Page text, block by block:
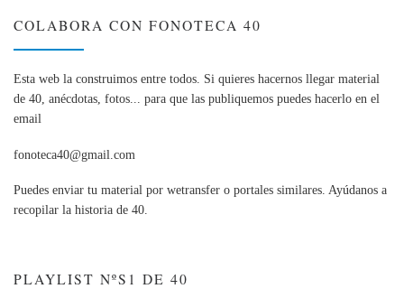
COLABORA CON FONOTECA 40
Esta web la construimos entre todos. Si quieres hacernos llegar material
de 40, anécdotas, fotos... para que las publiquemos puedes hacerlo en el
email
fonoteca40@gmail.com
Puedes enviar tu material por wetransfer o portales similares. Ayúdanos a
recopilar la historia de 40.
PLAYLIST NºS1 DE 40